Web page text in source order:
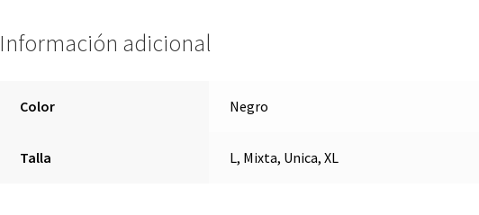
Información adicional
Color Negro
Talla L, Mixta, Unica, XL